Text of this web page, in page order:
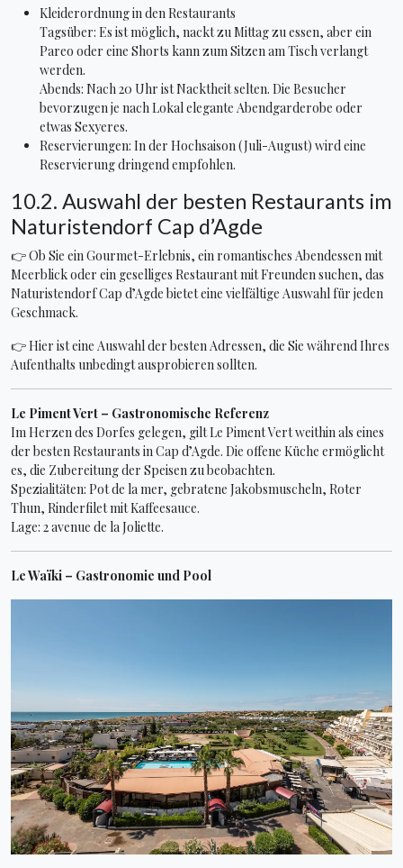
Kleiderordnung in den Restaurants
Tagsüber: Es ist möglich, nackt zu Mittag zu essen, aber ein
Pareo oder eine Shorts kann zum Sitzen am Tisch verlangt
werden.
Abends: Nach 20 Uhr ist Nacktheit selten. Die Besucher
bevorzugen je nach Lokal elegante Abendgarderobe oder
etwas Sexyeres.
Reservierungen: In der Hochsaison (Juli-August) wird eine
Reservierung dringend empfohlen.
10.2. Auswahl der besten Restaurants im
Naturistendorf Cap d’Agde
👉 Ob Sie ein Gourmet-Erlebnis, ein romantisches Abendessen mit
Meerblick oder ein geselliges Restaurant mit Freunden suchen, das
Naturistendorf Cap d’Agde bietet eine vielfältige Auswahl für jeden
Geschmack.
👉 Hier ist eine Auswahl der besten Adressen, die Sie während Ihres
Aufenthalts unbedingt ausprobieren sollten.
Le Piment Vert – Gastronomische Referenz
Im Herzen des Dorfes gelegen, gilt Le Piment Vert weithin als eines
der besten Restaurants in Cap d’Agde. Die offene Küche ermöglicht
es, die Zubereitung der Speisen zu beobachten.
Spezialitäten: Pot de la mer, gebratene Jakobsmuscheln, Roter
Thun, Rinderfilet mit Kaffeesauce.
Lage: 2 avenue de la Joliette.
Le Waïki – Gastronomie und Pool